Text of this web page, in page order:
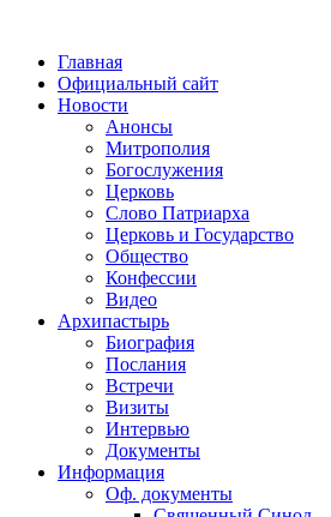
Главная
Официальный сайт
Новости
Анонсы
Митрополия
Богослужения
Церковь
Слово Патриарха
Церковь и Государство
Общество
Конфессии
Видео
Архипастырь
Биография
Послания
Встречи
Визиты
Интервью
Документы
Информация
Оф. документы